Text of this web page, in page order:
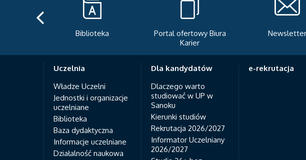
Portal ofertowy Biura
Newsletter Plany zajęć
Uczelnia
Władze Uczelni
Jednostki i organizacje
uczelniane
Biblioteka
Baza dydaktyczna
Informacje uczelniane
Działalność naukowa
Dla kandydatów
Dlaczego warto
studiować w UP w
Sanoku
Kierunki studiów
Rekrutacja 2026/2027
Informator Uczelniany
2026/2027
e-rekrutacja